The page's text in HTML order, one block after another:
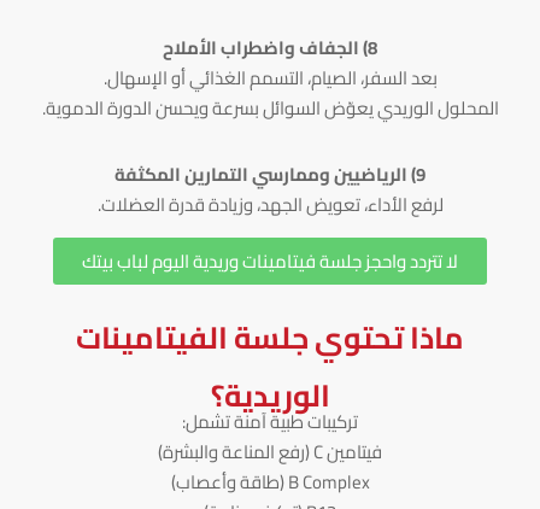
8) الجفاف واضطراب الأملاح
بعد السفر، الصيام، التسمم الغذائي أو الإسهال.
المحلول الوريدي يعوّض السوائل بسرعة ويحسن الدورة الدموية.
9) الرياضيين وممارسي التمارين المكثفة
لرفع الأداء، تعويض الجهد، وزيادة قدرة العضلات.
لا تتردد واحجز جلسة فيتامينات وريدية اليوم لباب بيتك
ماذا تحتوي جلسة الفيتامينات
الوريدية؟
تركيبات طبية آمنة تشمل:
فيتامين C (رفع المناعة والبشرة)
B Complex (طاقة وأعصاب)